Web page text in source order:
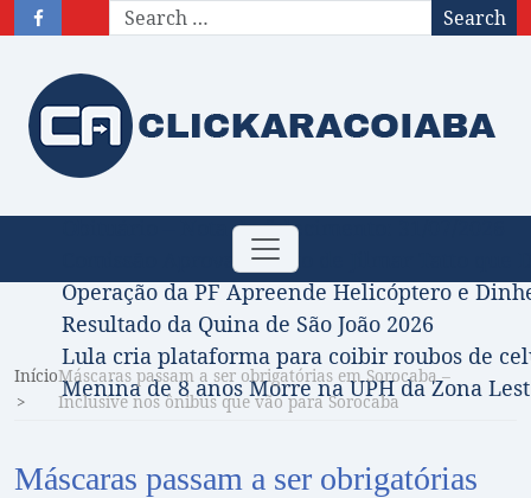
Search
Toggle
navigation
Obituário – Nota de falecimento: 31/07/2026
Comissão Aprova Projeto de Jilmar Tatto
Operação da PF Apreende Helicóptero e
Resultado da Quina de São João 2026
Lula cria plataforma para coibir roubos de
Menina de 8 anos Morre na UPH da Zona
InícioMáscaras passam a ser obrigatórias em Sorocaba –
Inclusive nos ônibus que vão para Sorocaba
Máscaras passam a ser obrigatórias